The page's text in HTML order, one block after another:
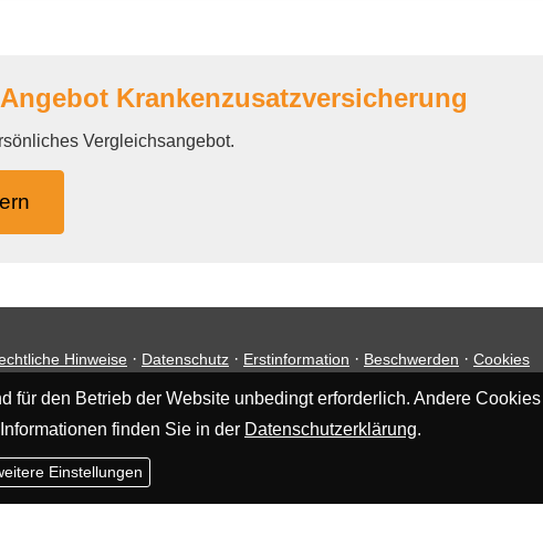
Kranken­zusatz­ver­si­che­rung
Vergleichsangebot.
Hinweise · Datenschutz · Erstinformation · Beschwerden · Cookies
für den Betrieb der Website unbedingt erforderlich. Andere
finden Sie in der Datenschutzerklärung.
Einstellungen